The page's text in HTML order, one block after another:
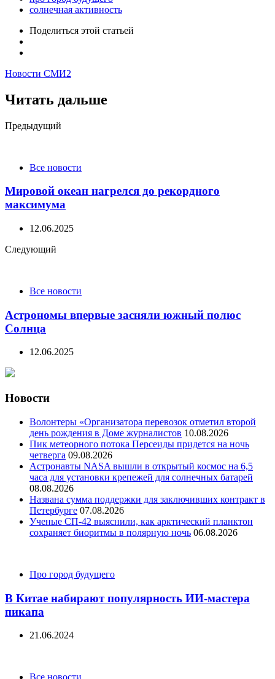
солнечная активность
Поделиться этой статьей
Новости СМИ2
Читать дальше
Post
Предыдущий
Все новости
Мировой океан нагрелся до рекордного
максимума
12.06.2025
Следующий
Все новости
Астрономы впервые засняли южный полюс
Солнца
12.06.2025
Новости
Волонтеры «Организатора перевозок отметил второй
день рождения в Доме журналистов 10.08.2026
Пик метеорного потока Персеиды придется на ночь
четверга 09.08.2026
Астронавты NASA вышли в открытый космос на 6,5
часа для установки крепежей для солнечных батарей
08.08.2026
Названа сумма поддержки для заключивших контракт в
Петербурге 07.08.2026
Ученые СП-42 выяснили, как арктический планктон
сохраняет биоритмы в полярную ночь 06.08.2026
CategoriesПро город будущего
В Китае набирают популярность ИИ-мастера
пикапа
21.06.2024
Categories